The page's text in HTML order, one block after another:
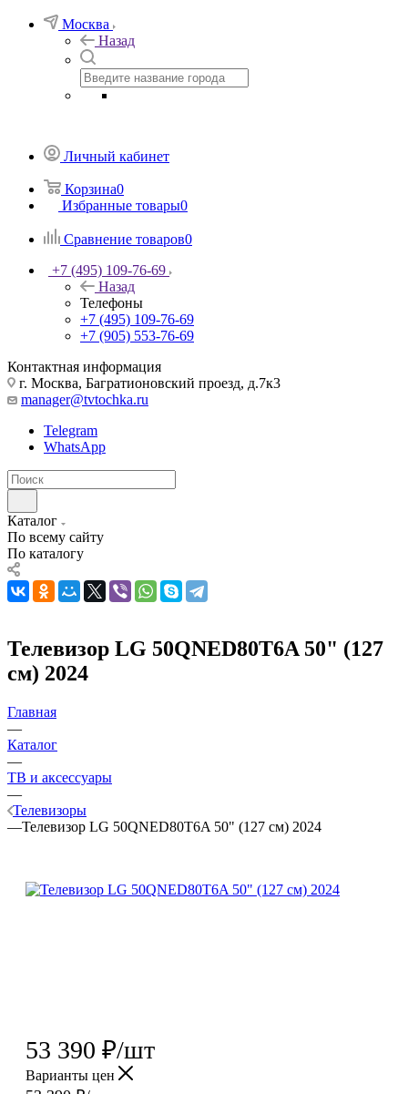
Москва
Назад
Личный кабинет
Корзина0
Избранные товары0
Сравнение товаров0
+7 (495) 109-76-69
Назад
Телефоны
+7 (495) 109-76-69
+7 (905) 553-76-69
Контактная информация
г. Москва, Багратионовский проезд, д.7к3
manager@tvtochka.ru
Telegram
WhatsApp
Каталог
По всему сайту
По каталогу
Телевизор LG 50QNED80T6A 50" (127
см) 2024
Главная
—
Каталог
—
ТВ и аксессуары
—
Телевизоры
—Телевизор LG 50QNED80T6A 50" (127 см) 2024
53 390 ₽/шт
Варианты цен